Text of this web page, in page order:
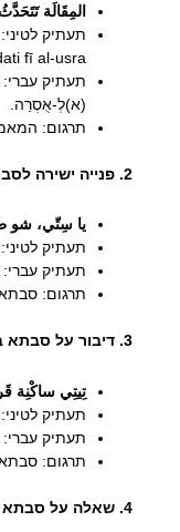
المِقَالَة
fī al-usra.
תעתיק
(א)לְ-אֻסְרַה.
תרגום:
2. פנייה ישירה לסבתא בערבית מדוברת (באמצעות سِتِّي):
يا سِتّي، شو
תעתיק לטיני: Yā sitti, shū ṭābkhah il-yōm?
תעתיק
תרגום:
3. דיבור על סבתא בערבית מדוברת (באמצעות تِيتَة):
تِيتِي ساكْنِة
תעתיק לטיני: Teti sākne qarīb minna.
תעתיק
תרגום: סבתא
4. שאלה על סבתא של מישהו אחר: